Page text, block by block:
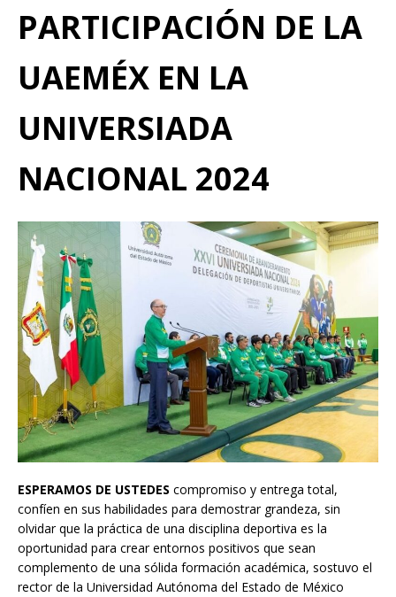
PARTICIPACIÓN DE LA
UAEMÉX EN LA
UNIVERSIADA
NACIONAL 2024
ESPERAMOS DE USTEDES compromiso y entrega total,
confíen en sus habilidades para demostrar grandeza, sin
olvidar que la práctica de una disciplina deportiva es la
oportunidad para crear entornos positivos que sean
complemento de una sólida formación académica, sostuvo el
rector de la Universidad Autónoma del Estado de México